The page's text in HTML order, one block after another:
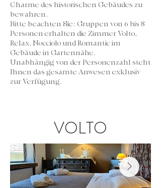
Charme des historischen Gebäudes zu
bewahren.
Bitte beachten Sie: Gruppen von 6 bis 8
Personen erhalten die Zimmer Volto,
Relax, Nocciolo und Romantic im
Gebäude in Gartennähe.
Unabhängig von der Personenzahl steht
Ihnen das gesamte Anwesen exklusiv
zur Verfügung.
VOLTO